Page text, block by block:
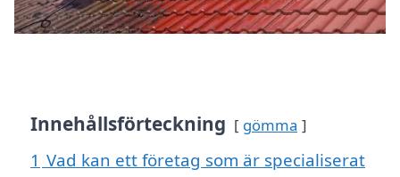
Innehållsförteckning gömma
1 Vad kan ett företag som är specialiserat